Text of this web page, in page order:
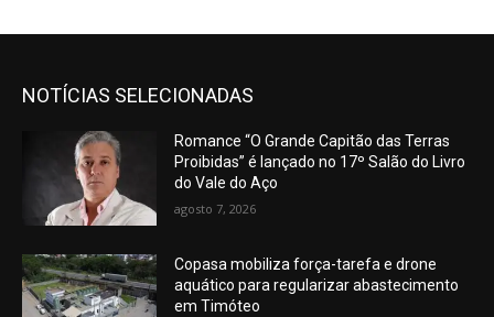
NOTÍCIAS SELECIONADAS
Romance “O Grande Capitão das Terras
Proibidas” é lançado no 17º Salão do Livro
do Vale do Aço
agosto 7, 2026
Copasa mobiliza força-tarefa e drone
aquático para regularizar abastecimento
em Timóteo